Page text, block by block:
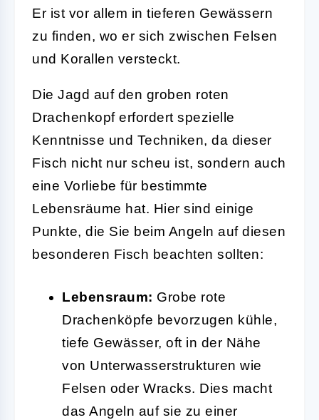
Er ist vor allem in tieferen Gewässern
zu finden, wo er sich zwischen Felsen
und Korallen versteckt.
Die Jagd auf den groben roten
Drachenkopf erfordert spezielle
Kenntnisse und Techniken, da dieser
Fisch nicht nur scheu ist, sondern auch
eine Vorliebe für bestimmte
Lebensräume hat. Hier sind einige
Punkte, die Sie beim Angeln auf diesen
besonderen Fisch beachten sollten:
Lebensraum: Grobe rote
Drachenköpfe bevorzugen kühle,
tiefe Gewässer, oft in der Nähe
von Unterwasserstrukturen wie
Felsen oder Wracks. Dies macht
das Angeln auf sie zu einer